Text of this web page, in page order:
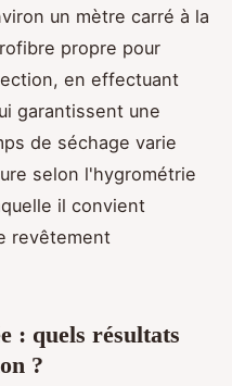
un mètre carré à la
propre pour
en effectuant
garantissent une
de séchage varie
selon l'hygrométrie
il convient
revêtement
: quels résultats
?